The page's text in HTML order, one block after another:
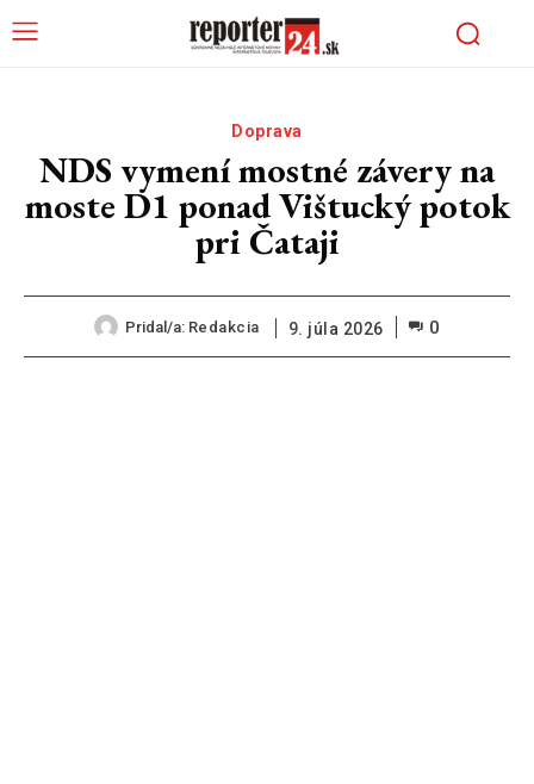
Doprava
NDS vymení mostné závery na
moste D1 ponad Vištucký potok
pri Čataji
Pridal/a: Redakcia 9. júla 2026 0